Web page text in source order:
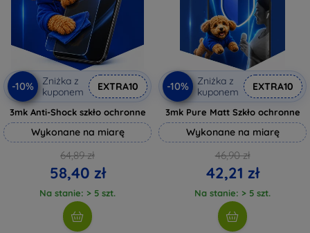
-10%
Zniżka z
kuponem
EXTRA10
3mk Anti-Shock szkło ochronne
Wykonane na miarę
64,89 zł
58,40 zł
Na stanie: > 5 szt.
-10%
Zniżka z
kuponem
EXTRA10
3mk Pure Matt Szkło ochronne
Wykonane na miarę
46,90 zł
42,21 zł
Na stanie: > 5 szt.